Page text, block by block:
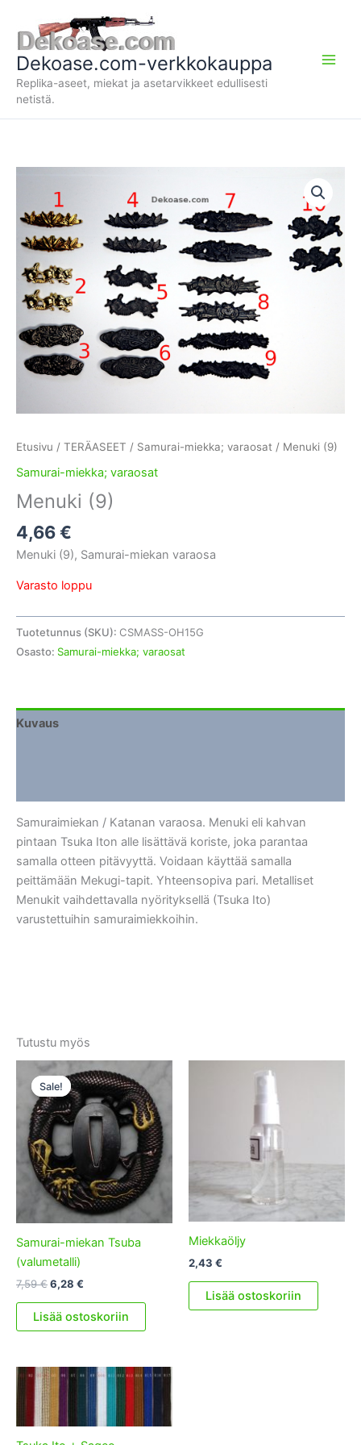
sisältöön
Dekoase.com-verkkokauppa
Replika-aseet, miekat ja asetarvikkeet edullisesti
netistä.
Etusivu / TERÄASEET / Samurai-miekka; varaosat / Menuki (9)
Samurai-miekka; varaosat
Menuki (9)
4,66€
Menuki (9), Samurai-miekan varaosa
Varasto loppu
Tuotetunnus (SKU): CSMASS-OH15G
Osasto: Samurai-miekka; varaosat
Kuvaus
Samuraimiekan / Katanan varaosa. Menuki eli kahvan
pintaan Tsuka Iton alle lisättävä koriste, joka parantaa
samalla otteen pitävyyttä. Voidaan käyttää samalla
peittämään Mekugi-tapit. Yhteensopiva pari. Metalliset
Menukit vaihdettavalla nyörityksellä (Tsuka Ito)
varustettuihin samuraimiekkoihin.
Tutustu myös
Sale!
Sale!
Samurai-miekan Tsuba
(valumetalli)
7,59€Alkuperäinen
oli:
7,59 €.
6,28 €
on:
6,28 €.
Lisää ostoskoriin
Miekkaöljy
2,43 €
Lisää ostoskoriin